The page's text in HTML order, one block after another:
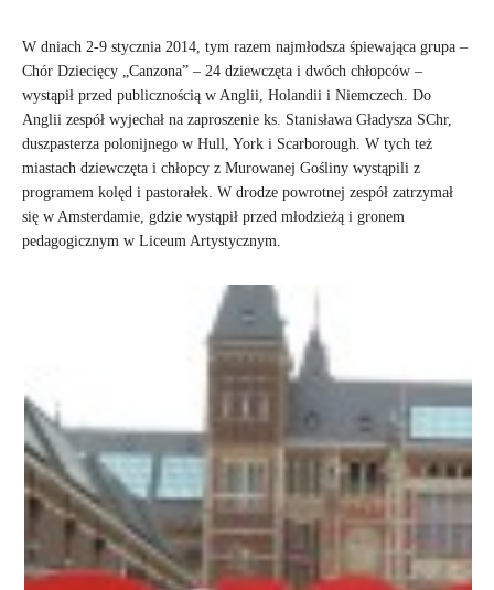
W dniach 2-9 stycznia 2014, tym razem najmłodsza śpiewająca grupa –
Chór Dziecięcy „Canzona” – 24 dziewczęta i dwóch chłopców –
wystąpił przed publicznością w Anglii, Holandii i Niemczech. Do
Anglii zespół wyjechał na zaproszenie ks. Stanisława Gładysza SChr,
duszpasterza polonijnego w Hull, York i Scarborough. W tych też
miastach dziewczęta i chłopcy z Murowanej Gośliny wystąpili z
programem kolęd i pastorałek. W drodze powrotnej zespół zatrzymał
się w Amsterdamie, gdzie wystąpił przed młodzieżą i gronem
pedagogicznym w Liceum Artystycznym.